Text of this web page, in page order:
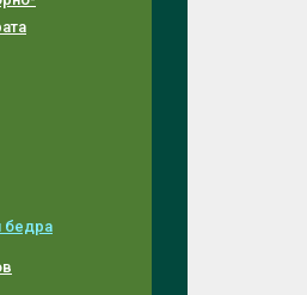
бедра